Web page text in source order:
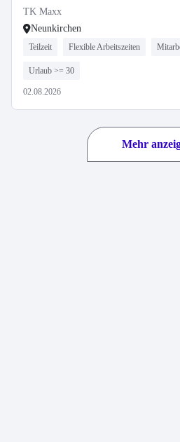
TK Maxx
Neunkirchen
Teilzeit Flexible Arbeitszeiten
Urlaub >= 30
02.08.2026
Mehr